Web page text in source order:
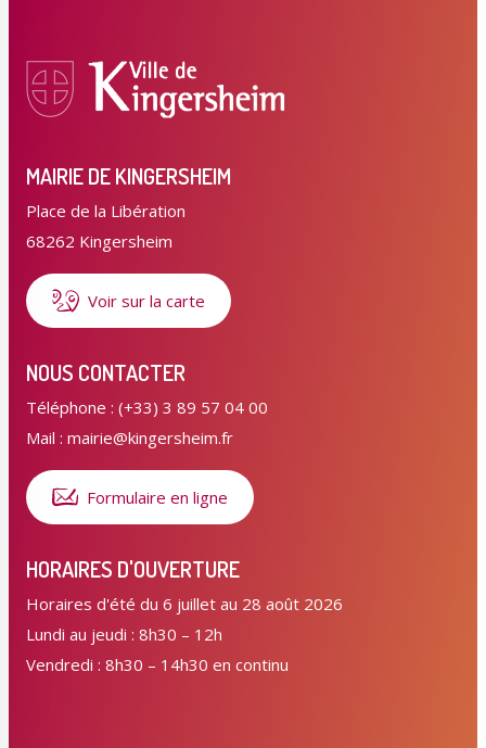
MAIRIE DE KINGERSHEIM
Place de la Libération
68262 Kingersheim
Voir sur la carte
NOUS CONTACTER
Téléphone : (+33) 3 89 57 04 00
Mail : mairie@kingersheim.fr
Formulaire en ligne
HORAIRES D'OUVERTURE
Horaires d'été du 6 juillet au 28 août 2026
Lundi au jeudi : 8h30 – 12h
Vendredi : 8h30 – 14h30 en continu